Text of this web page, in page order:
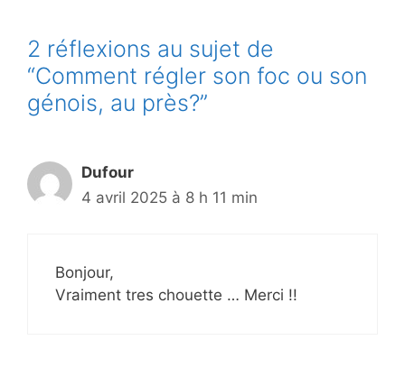
2 réflexions au sujet de
“Comment régler son foc ou son
génois, au près?”
Dufour
4 avril 2025 à 8 h 11 min
Bonjour,
Vraiment tres chouette … Merci !!